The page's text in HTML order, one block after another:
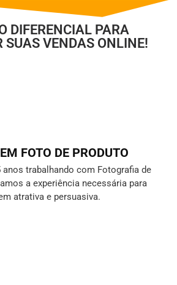
DIFERENCIAL PARA
SUAS VENDAS ONLINE!
FOTO DE PRODUTO
trabalhando com Fotografia de
a experiência necessária para
atrativa e persuasiva.